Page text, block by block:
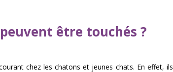
être touchés ?
chez les chatons et jeunes chats. En effet, ils